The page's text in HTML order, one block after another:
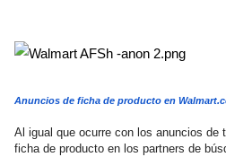
Anuncios de ficha de producto en
Al igual que ocurre con los anuncios de
ficha de producto en los partners de